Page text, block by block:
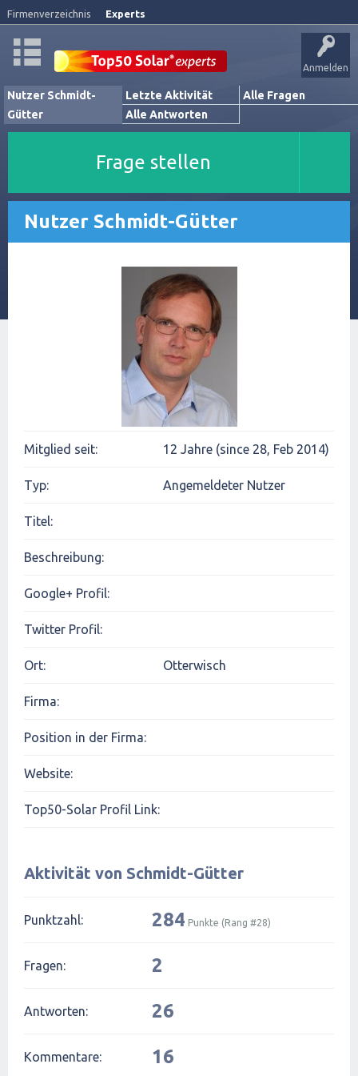
Firmenverzeichnis Experts
Anmelden
Nutzer Schmidt-
Gütter
Letzte Aktivität
Alle Fragen
Alle Antworten
Frage stellen
Nutzer Schmidt-Gütter
Mitglied seit: 12 Jahre (since 28, Feb 2014)
Typ: Angemeldeter Nutzer
Titel:
Beschreibung:
Google+ Profil:
Twitter Profil:
Ort: Otterwisch
Firma:
Position in der Firma:
Website:
Top50-Solar Profil Link:
Aktivität von Schmidt-Gütter
Punktzahl: 284 Punkte (Rang #28)
Fragen: 2
Antworten: 26
Kommentare: 16